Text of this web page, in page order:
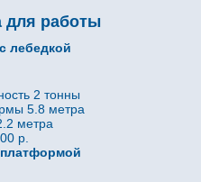
для работы
лебедкой
2 тонны
5.8 метра
метра
р.